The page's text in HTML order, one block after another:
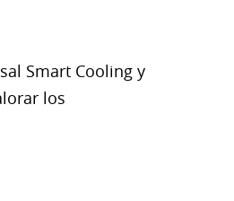
Smart Cooling y
los